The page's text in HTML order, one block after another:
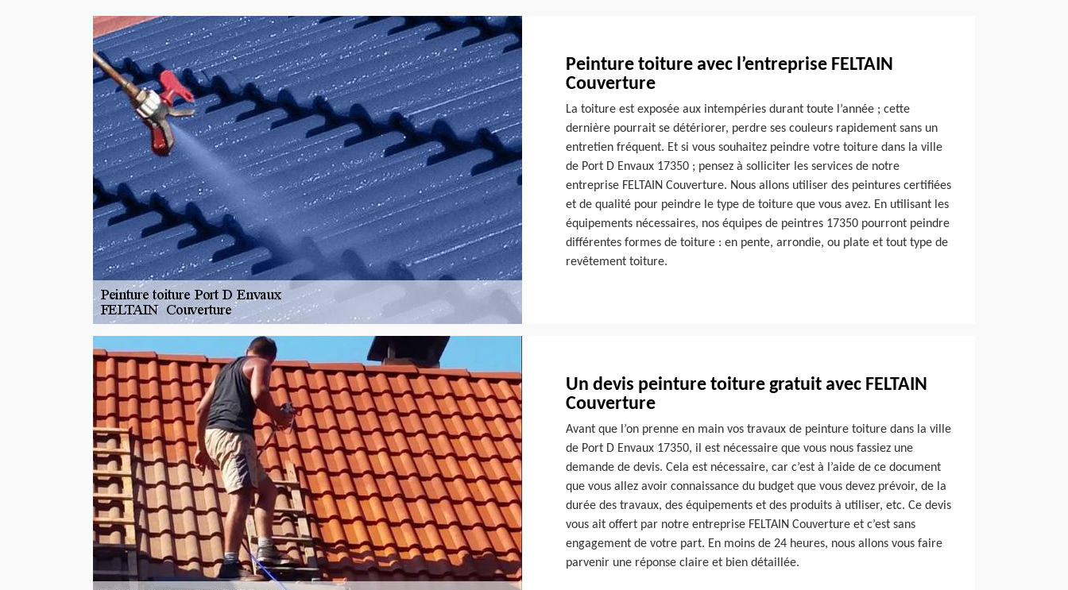
Peinture toiture avec l’entreprise FELTAIN
Couverture
La toiture est exposée aux intempéries durant toute l’année ; cette
dernière pourrait se détériorer, perdre ses couleurs rapidement sans un
entretien fréquent. Et si vous souhaitez peindre votre toiture dans la ville
de Port D Envaux 17350 ; pensez à solliciter les services de notre
entreprise FELTAIN Couverture. Nous allons utiliser des peintures certifiées
et de qualité pour peindre le type de toiture que vous avez. En utilisant les
équipements nécessaires, nos équipes de peintres 17350 pourront peindre
différentes formes de toiture : en pente, arrondie, ou plate et tout type de
revêtement toiture.
Un devis peinture toiture gratuit avec FELTAIN
Couverture
Avant que l’on prenne en main vos travaux de peinture toiture dans la ville
de Port D Envaux 17350, il est nécessaire que vous nous fassiez une
demande de devis. Cela est nécessaire, car c’est à l’aide de ce document
que vous allez avoir connaissance du budget que vous devez prévoir, de la
durée des travaux, des équipements et des produits à utiliser, etc. Ce devis
vous ait offert par notre entreprise FELTAIN Couverture et c’est sans
engagement de votre part. En moins de 24 heures, nous allons vous faire
parvenir une réponse claire et bien détaillée.